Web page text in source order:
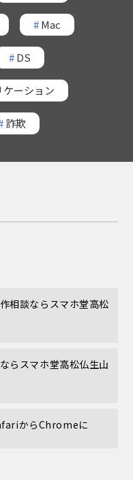
#Mac
#DS
ケーション
詐欺
相談ならスマホ堂高松
らスマホ堂高松仏生山
からChromeに